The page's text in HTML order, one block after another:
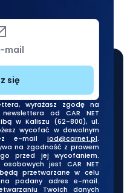
e-mail
się
wyrażasz zgodę na
od CAR NET
w Kaliszu (62-800), ul.
wycofać w dowolnym
e-mail iod@carnet.pl.
na zgodność z prawem
przed jej wycofaniem.
jest CAR NET
przetwarzane w celu
na podany adres e-mail.
Twoich danych